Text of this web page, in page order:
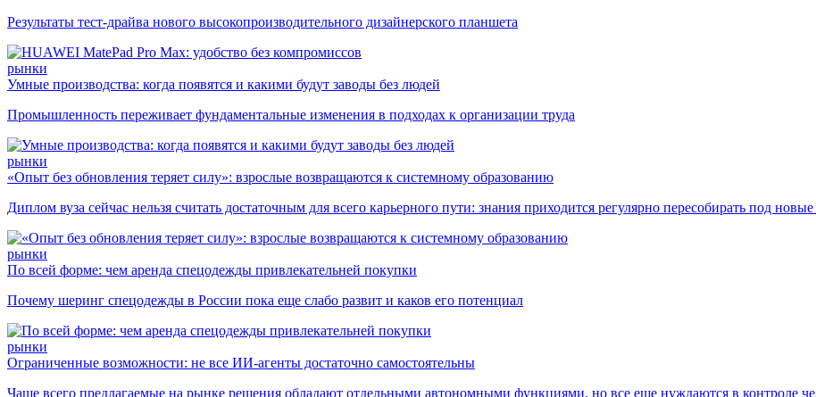
Результаты тест-драйва нового высокопроизводительного дизайнерского планшета
рынки
Умные производства: когда появятся и какими будут заводы без людей
Промышленность переживает фундаментальные изменения в подходах к организации труда
рынки
«Опыт без обновления теряет силу»: взрослые возвращаются к системному образованию
Диплом вуза сейчас нельзя считать достаточным для всего карьерного пути: знания приходится регулярно пересобирать под
рынки
По всей форме: чем аренда спецодежды привлекательней покупки
Почему шеринг спецодежды в России пока еще слабо развит и каков его потенциал
рынки
Ограниченные возможности: не все ИИ-агенты достаточно самостоятельны
Чаще всего предлагаемые на рынке решения обладают отдельными автономными функциями, но все еще нуждаются в контроле